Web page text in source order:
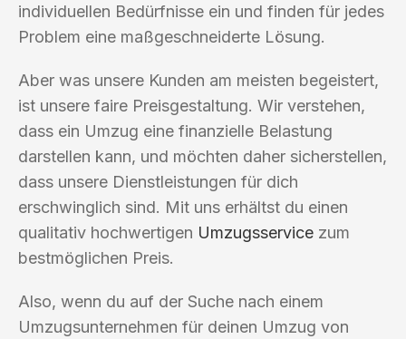
individuellen Bedürfnisse ein und finden für jedes
Problem eine maßgeschneiderte Lösung.
Aber was unsere Kunden am meisten begeistert,
ist unsere faire Preisgestaltung. Wir verstehen,
dass ein Umzug eine finanzielle Belastung
darstellen kann, und möchten daher sicherstellen,
dass unsere Dienstleistungen für dich
erschwinglich sind. Mit uns erhältst du einen
qualitativ hochwertigen Umzugsservice zum
bestmöglichen Preis.
Also, wenn du auf der Suche nach einem
Umzugsunternehmen für deinen Umzug von